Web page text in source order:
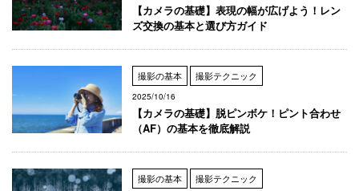
【カメラの基礎】表現の幅が広げよう！レン
ズ交換の基本と選び方ガイド
撮影の基本 撮影テクニック
2025/10/16
【カメラの基礎】脱ピンボケ！ピント合わせ
（AF）の基本を徹底解説
撮影の基本 撮影テクニック